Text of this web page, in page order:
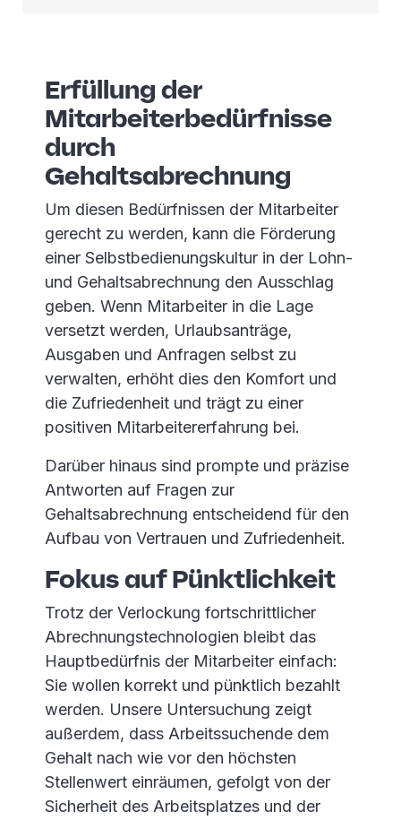
Erfüllung der
Mitarbeiterbedürfnisse
durch
Gehaltsabrechnung
Um diesen Bedürfnissen der Mitarbeiter
gerecht zu werden, kann die Förderung
einer Selbstbedienungskultur in der Lohn-
und Gehaltsabrechnung den Ausschlag
geben. Wenn Mitarbeiter in die Lage
versetzt werden, Urlaubsanträge,
Ausgaben und Anfragen selbst zu
verwalten, erhöht dies den Komfort und
die Zufriedenheit und trägt zu einer
positiven Mitarbeitererfahrung bei.
Darüber hinaus sind prompte und präzise
Antworten auf Fragen zur
Gehaltsabrechnung entscheidend für den
Aufbau von Vertrauen und Zufriedenheit.
Fokus auf Pünktlichkeit
Trotz der Verlockung fortschrittlicher
Abrechnungstechnologien bleibt das
Hauptbedürfnis der Mitarbeiter einfach:
Sie wollen korrekt und pünktlich bezahlt
werden. Unsere Untersuchung zeigt
außerdem, dass Arbeitssuchende dem
Gehalt nach wie vor den höchsten
Stellenwert einräumen, gefolgt von der
Sicherheit des Arbeitsplatzes und der